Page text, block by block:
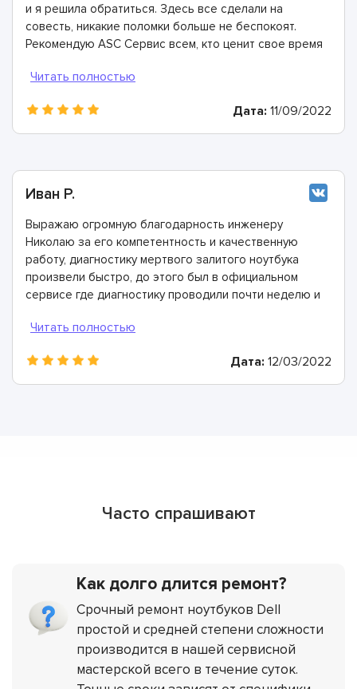
и я решила обратиться. Здесь все сделали на
совесть, никакие поломки больше не беспокоят.
Рекомендую ASC Сервис всем, кто ценит свое время
Дата: 11/09/2022
Иван Р.
Выражаю огромную благодарность инженеру
Николаю за его компетентность и качественную
работу, диагностику мертвого залитого ноутбука
произвели быстро, до этого был в официальном
сервисе где диагностику проводили почти неделю и
новое, когда новый стоит дешевле чем предлагали. А
удивление выполнили ремонт практический день в
день, исключаю тот факт что они еще ждали детали
Дата: 12/03/2022
Часто спрашивают
Как долго длится ремонт?
Срочный ремонт ноутбуков Dell
простой и средней степени сложности
производится в нашей сервисной
мастерской всего в течение суток.